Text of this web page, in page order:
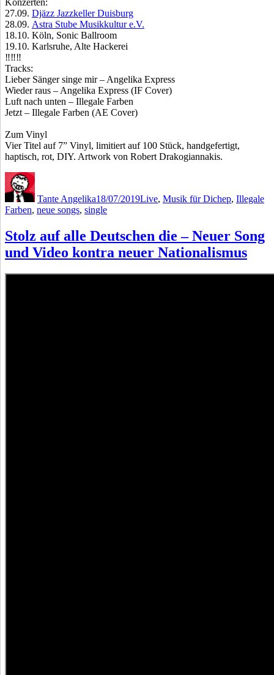
27.09. Djäzz Jazzkeller Duisburg
28.09. Astra Stube Musikkultur e.V.
18.10. Köln, Sonic Ballroom
19.10. Karlsruhe, Alte Hackerei
‼️‼️‼️
Tracks:
Lieber Sänger singe mir – Angelika Express
Wieder raus – Angelika Express (IF Cover)
Luft nach unten – Illegale Farben
Jetzt – Illegale Farben (AE Cover)
Zum Vinyl
Vier Titel auf 7” Vinyl, limitiert auf 100 Stück, handgefertigt,
haptisch, rot, DIY. Artwork von Robert Drakogiannakis.
Autor
Tante Angelika18/07/2019Live, Musik für Dichep, Illegale
Farben, neue songs, single
Stolz auf alle Deutschen die – Neuer Song
und Video kontra neuer Nationalismus